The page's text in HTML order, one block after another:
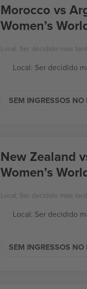
Morocco vs
Women’s
Local: Ser decidido mais
Local: Ser decidido
SEM INGRESSOS
New Zealand
Women’s
Local: Ser decidido mais
Local: Ser decidido
SEM INGRESSOS